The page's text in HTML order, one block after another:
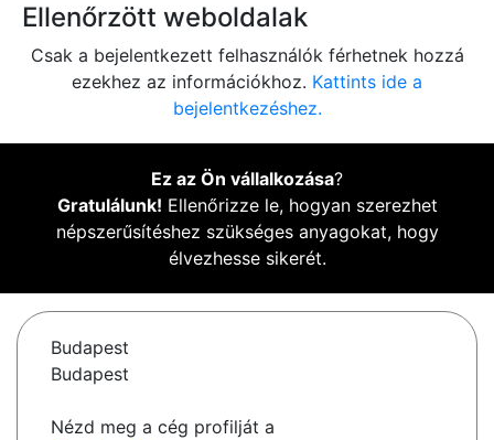
Ellenőrzött weboldalak
Csak a bejelentkezett felhasználók férhetnek hozzá
ezekhez az információkhoz. Kattints ide a
bejelentkezéshez.
Ez az Ön vállalkozása?
Gratulálunk! Ellenőrizze le, hogyan szerezhet
népszerűsítéshez szükséges anyagokat, hogy
élvezhesse sikerét.
Budapest
Budapest
Nézd meg a cég profilját a